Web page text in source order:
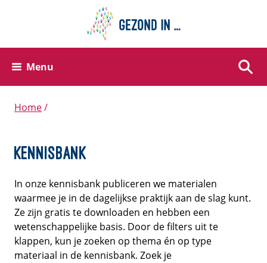
Menu
Home
Kennisbank
In onze kennisbank publiceren we materialen
waarmee je in de dagelijkse praktijk aan de slag kunt.
Ze zijn gratis te downloaden en hebben een
wetenschappelijke basis. Door de filters uit te
klappen, kun je zoeken op thema én op type
materiaal in de kennisbank. Zoek je